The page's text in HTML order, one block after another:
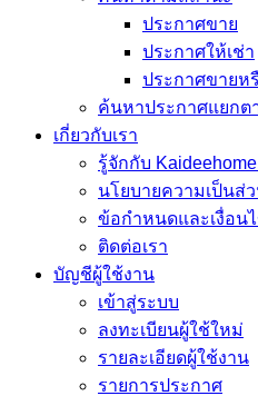
ประกาศขาย
ประกาศให้เช่า
ประกาศขายห
ค้นหาประกาศแยกต
เกี่ยวกับเรา
รู้จักกับ
นโยบายความเป็นส่
ข้อกำหนดและเงื่อน
ติดต่อเรา
บัญชีผู้ใช้งาน
เข้าสู่ระบบ
ลงทะเบียนผู้ใช้ใหม่
รายละเอียดผู้ใช้งาน
รายการประกาศ